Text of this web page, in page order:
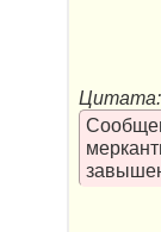
Цитата: